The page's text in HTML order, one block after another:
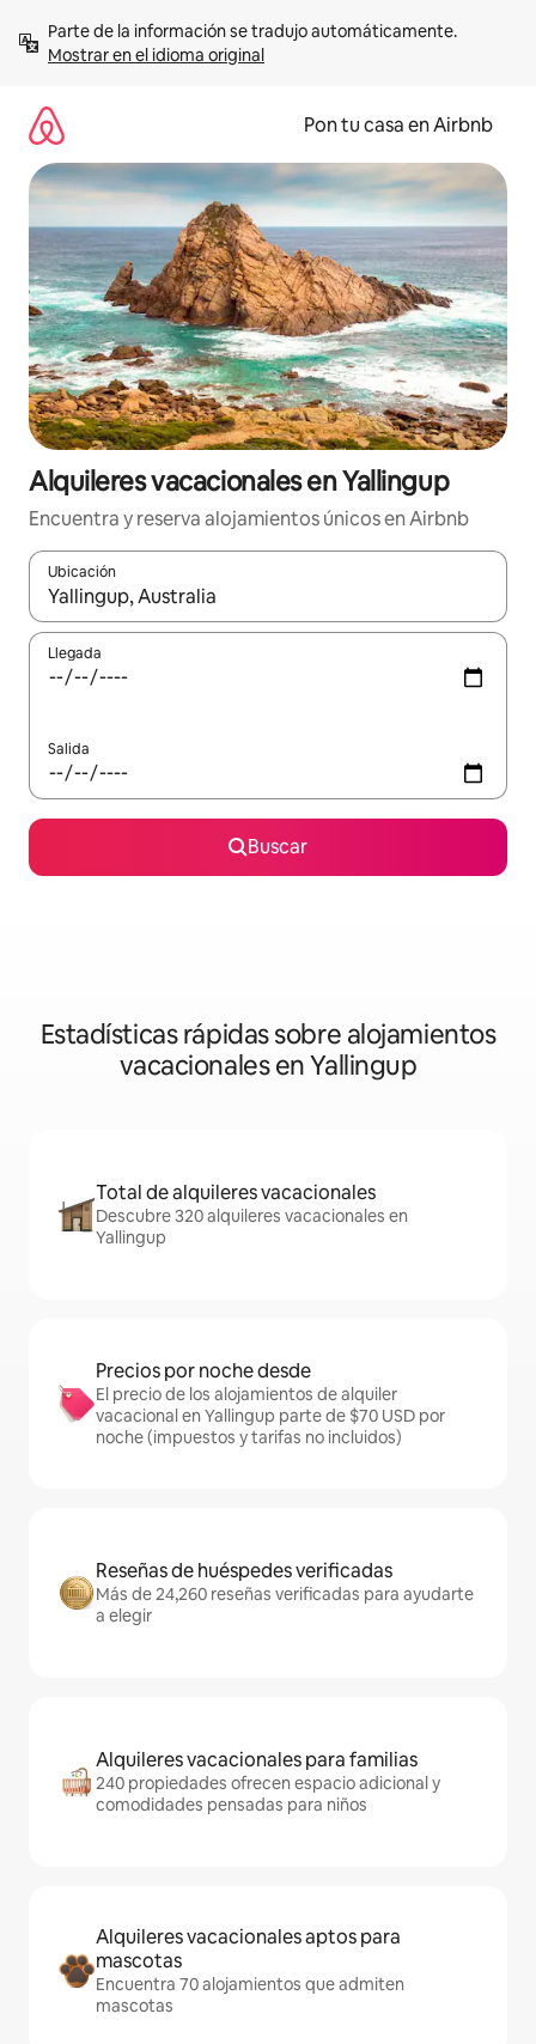
contenidoMostrar en el idioma original
Pon tu casa en Airbnb
Alquileres vacacionales en Yallingup
Encuentra y reserva alojamientos únicos en Airbnb
Ubicación
Cuando los resultados estén disponibles, navega con las
Llegada
Salida
Buscar
Estadísticas rápidas sobre alojamientos
vacacionales en Yallingup
Total de alquileres vacacionales
Descubre 320 alquileres vacacionales en
Yallingup
Precios por noche desde
El precio de los alojamientos de alquiler
vacacional en Yallingup parte de $70 USD por
noche (impuestos y tarifas no incluidos)
Reseñas de huéspedes verificadas
Más de 24,260 reseñas verificadas para ayudarte
a elegir
Alquileres vacacionales para familias
240 propiedades ofrecen espacio adicional y
comodidades pensadas para niños
Alquileres vacacionales aptos para
mascotas
Encuentra 70 alojamientos que admiten
mascotas